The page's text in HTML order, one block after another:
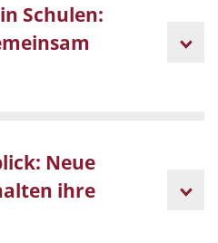
Schulen:
Neue
ihre